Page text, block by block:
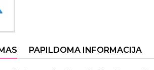
PAPILDOMA INFORMACIJA